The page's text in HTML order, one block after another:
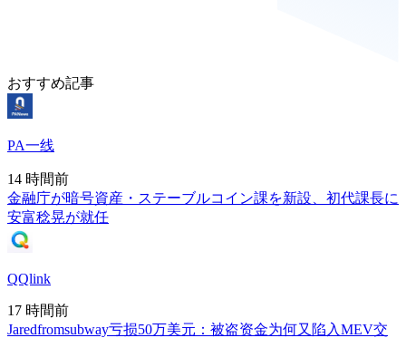
おすすめ記事
PA一线
14 時間前
金融庁が暗号資産・ステーブルコイン課を新設、初代課長に
安富稔晃が就任
QQlink
17 時間前
Jaredfromsubway亏损50万美元：被盗资金为何又陷入MEV交